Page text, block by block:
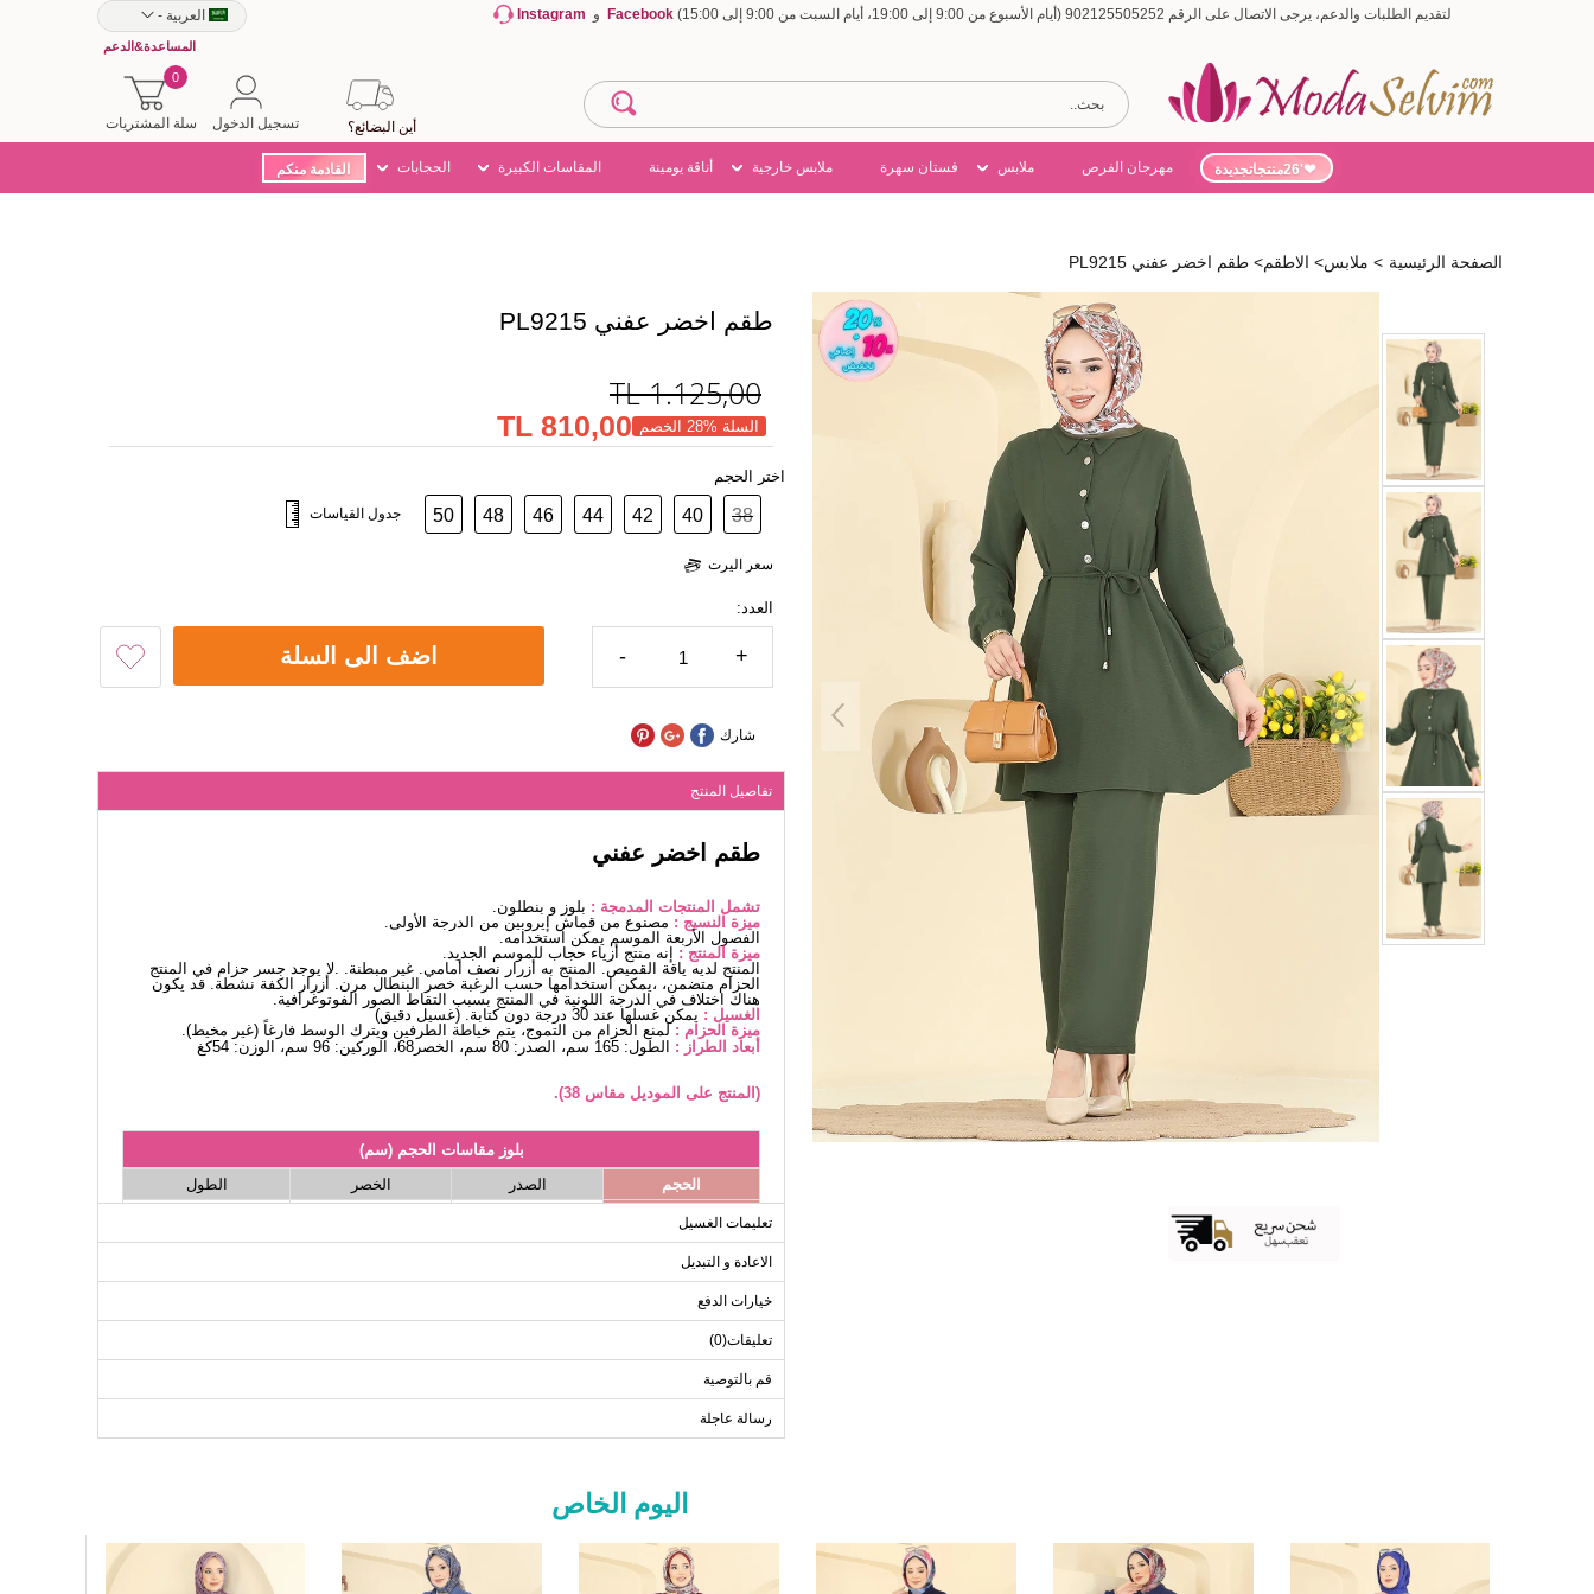
لتقديم الطلبات والدعم، يرجى الاتصال على الرقم 902125505252 (أيام الأسبوع من 9:00 إلى 19:00، أيام السبت من 9:00 إلى 15:00) Facebook و Instagram العربية -
المساعدة&الدعم
سلة المشتريات
0
تسجيل الدخول أين البضائع؟
'26منتجاتجديدة مهرجان الفرص ملابس فستان سهرة ملابس خارجية أناقة يومينة المقاسات الكبيرة الحجابات القادمة منكم
الصفحة الرئيسية > ملابس> الاطقم> طقم اخضر عفني PL9215
طقم اخضر عفني PL9215
1.125,00
TL
السلة %28 الخصم 810,00 TL
اختر الحجم
38
40
42
44
46
48
50 جدول القياسات
سعر اليرت
العدد:
- + اضف الى السلة
شارك
تفاصيل المنتج
طقم اخضر عفني
تشمل المنتجات المدمجة : بلوز و بنطلون.
ميزة النسيج : مصنوع من قماش إيروبين من الدرجة الأولى.
الفصول الأربعة الموسم يمكن استخدامه.
ميزة المنتج : إنه منتج أزياء حجاب للموسم الجديد.
المنتج لديه ياقة القميص. المنتج به أزرار نصف أمامي. غير مبطنة. .لا يوجد جسر حزام في المنتج
الحزام متضمن، ،يمكن استخدامها حسب الرغبة خصر البنطال مرن. أزرار الكفة نشطة. قد يكون
هناك اختلاف في الدرجة اللونية في المنتج بسبب التقاط الصور الفوتوغرافية.
الغسيل : يمكن غسلها عند 30 درجة دون كتابة. (غسيل دقيق)
ميزة الحزام : لمنع الحزام من التموج، يتم خياطة الطرفين ويترك الوسط فارغاً (غير مخيط).
أبعاد الطراز : الطول: 165 سم، الصدر: 80 سم، الخصر68، الوركين: 96 سم، الوزن: 54كغ
(المنتج على الموديل مقاس 38).
بلوز مقاسات الحجم (سم)
الحجم
الصدر الخصر
الطول
38
40
100
98
80
42
106
102
80
50
122
118
80
الحجم
38
100
تعليمات الغسيل
الاعادة و التبديل
خيارات الدفع
تعليقات(0)
قم بالتوصية
رسالة عاجلة
اليوم الخاص